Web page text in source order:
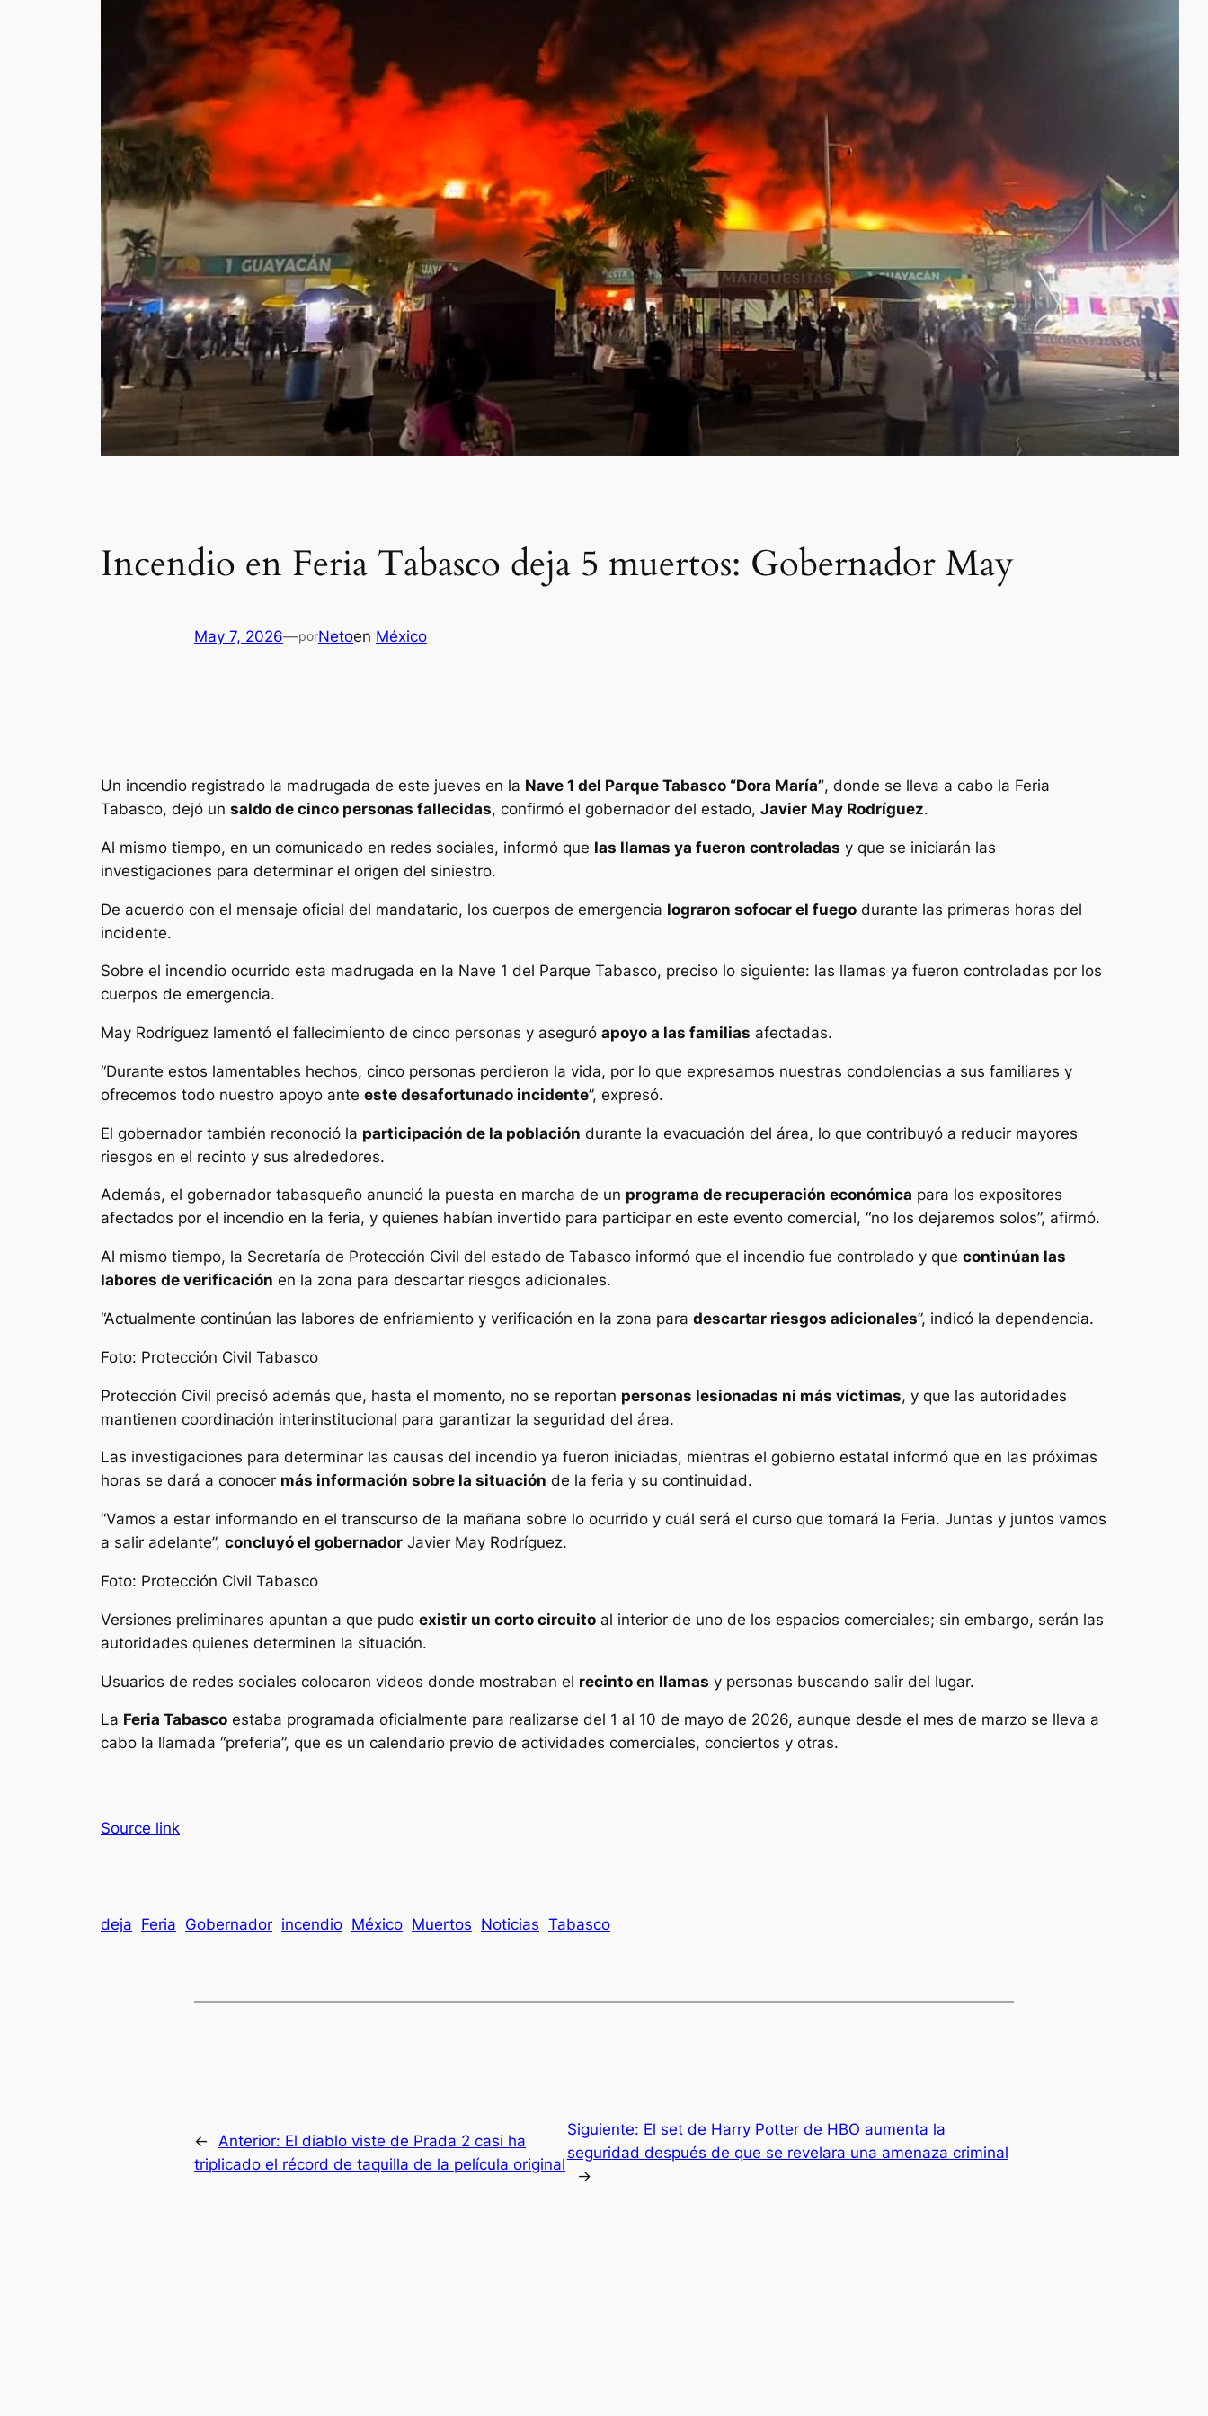
Incendio en Feria Tabasco deja 5 muertos: Gobernador May
May 7, 2026—porNetoen México
Un incendio registrado la madrugada de este jueves en la Nave 1 del Parque Tabasco “Dora María”, donde se lleva a cabo la Feria
Tabasco, dejó un saldo de cinco personas fallecidas, confirmó el gobernador del estado, Javier May Rodríguez.
Al mismo tiempo, en un comunicado en redes sociales, informó que las llamas ya fueron controladas y que se iniciarán las
investigaciones para determinar el origen del siniestro.
De acuerdo con el mensaje oficial del mandatario, los cuerpos de emergencia lograron sofocar el fuego durante las primeras horas del
incidente.
Sobre el incendio ocurrido esta madrugada en la Nave 1 del Parque Tabasco, preciso lo siguiente: las llamas ya fueron controladas por los
cuerpos de emergencia.
May Rodríguez lamentó el fallecimiento de cinco personas y aseguró apoyo a las familias afectadas.
“Durante estos lamentables hechos, cinco personas perdieron la vida, por lo que expresamos nuestras condolencias a sus familiares y
ofrecemos todo nuestro apoyo ante este desafortunado incidente”, expresó.
El gobernador también reconoció la participación de la población durante la evacuación del área, lo que contribuyó a reducir mayores
riesgos en el recinto y sus alrededores.
Además, el gobernador tabasqueño anunció la puesta en marcha de un programa de recuperación económica para los expositores
afectados por el incendio en la feria, y quienes habían invertido para participar en este evento comercial, “no los dejaremos solos”, afirmó.
Al mismo tiempo, la Secretaría de Protección Civil del estado de Tabasco informó que el incendio fue controlado y que continúan las
labores de verificación en la zona para descartar riesgos adicionales.
“Actualmente continúan las labores de enfriamiento y verificación en la zona para descartar riesgos adicionales”, indicó la dependencia.
Foto: Protección Civil Tabasco
Protección Civil precisó además que, hasta el momento, no se reportan personas lesionadas ni más víctimas, y que las autoridades
mantienen coordinación interinstitucional para garantizar la seguridad del área.
Las investigaciones para determinar las causas del incendio ya fueron iniciadas, mientras el gobierno estatal informó que en las próximas
horas se dará a conocer más información sobre la situación de la feria y su continuidad.
“Vamos a estar informando en el transcurso de la mañana sobre lo ocurrido y cuál será el curso que tomará la Feria. Juntas y juntos vamos
a salir adelante”, concluyó el gobernador Javier May Rodríguez.
Foto: Protección Civil Tabasco
Versiones preliminares apuntan a que pudo existir un corto circuito al interior de uno de los espacios comerciales; sin embargo, serán las
autoridades quienes determinen la situación.
Usuarios de redes sociales colocaron videos donde mostraban el recinto en llamas y personas buscando salir del lugar.
La Feria Tabasco estaba programada oficialmente para realizarse del 1 al 10 de mayo de 2026, aunque desde el mes de marzo se lleva a
cabo la llamada “preferia”, que es un calendario previo de actividades comerciales, conciertos y otras.
Source link
deja Feria Gobernador incendio México Muertos Noticias Tabasco
← Anterior: El diablo viste de Prada 2 casi ha
triplicado el récord de taquilla de la película original
Siguiente: El set de Harry Potter de HBO aumenta la
seguridad después de que se revelara una amenaza criminal
→